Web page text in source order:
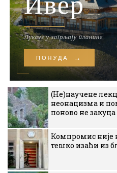
(Не)научене
неонацизма и
поново не закуца
Компромис није
тешко изаћи из